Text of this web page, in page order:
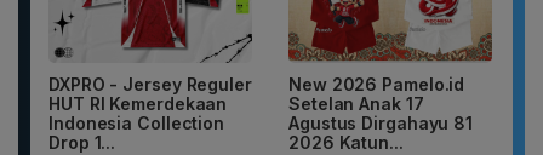
DXPRO - Jersey Reguler
HUT RI Kemerdekaan
Indonesia Collection
Drop 1...
New 2026 Pamelo.id
Setelan Anak 17
Agustus Dirgahayu 81
2026 Katun...